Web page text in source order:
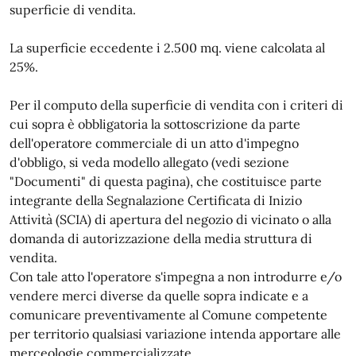
superficie di vendita.
La superficie eccedente i 2.500 mq. viene calcolata al
25%.
Per il computo della superficie di vendita con i criteri di
cui sopra è obbligatoria la sottoscrizione da parte
dell'operatore commerciale di un atto d'impegno
d'obbligo, si veda modello allegato (vedi sezione
"Documenti" di questa pagina), che costituisce parte
integrante della Segnalazione Certificata di Inizio
Attività (SCIA) di apertura del negozio di vicinato o alla
domanda di autorizzazione della media struttura di
vendita.
Con tale atto l'operatore s'impegna a non introdurre e/o
vendere merci diverse da quelle sopra indicate e a
comunicare preventivamente al Comune competente
per territorio qualsiasi variazione intenda apportare alle
merceologie commercializzate.